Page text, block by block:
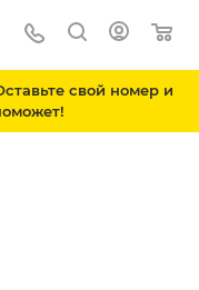
свой номер и